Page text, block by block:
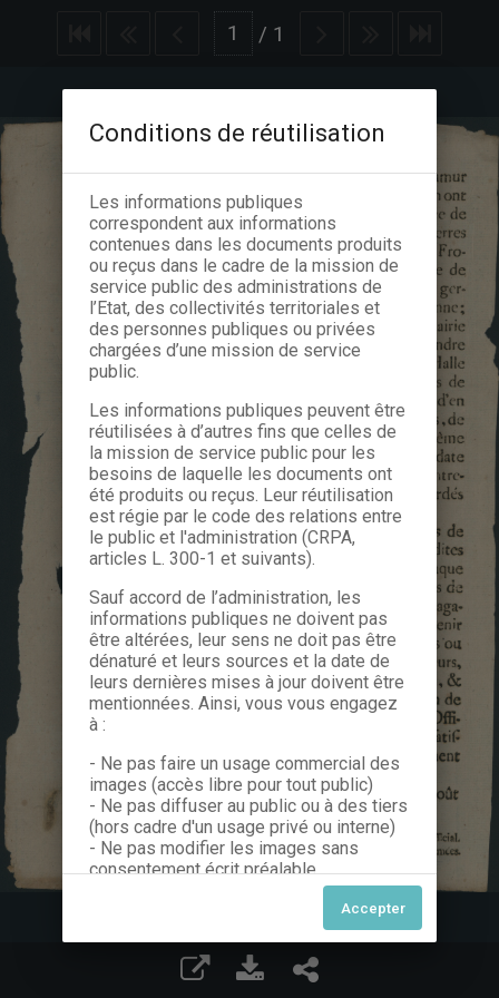
/ 1
Conditions de réutilisation
Les informations publiques
correspondent aux informations
contenues dans les documents produits
ou reçus dans le cadre de la mission de
service public des administrations de
l’Etat, des collectivités territoriales et
des personnes publiques ou privées
chargées d’une mission de service
public.
Les informations publiques peuvent être
réutilisées à d’autres fins que celles de
la mission de service public pour les
besoins de laquelle les documents ont
été produits ou reçus. Leur réutilisation
est régie par le code des relations entre
le public et l'administration (CRPA,
articles L. 300-1 et suivants).
Sauf accord de l’administration, les
informations publiques ne doivent pas
être altérées, leur sens ne doit pas être
dénaturé et leurs sources et la date de
leurs dernières mises à jour doivent être
mentionnées. Ainsi, vous vous engagez
à :
- Ne pas faire un usage commercial des
images (accès libre pour tout public)
- Ne pas diffuser au public ou à des tiers
(hors cadre d'un usage privé ou interne)
- Ne pas modifier les images sans
consentement écrit préalable
Dans le cas contraire, nous vous invitons
à nous contacter afin de solliciter le type
de Licence souhaitée parmi celles
proposées et le cas échéant, acquitter